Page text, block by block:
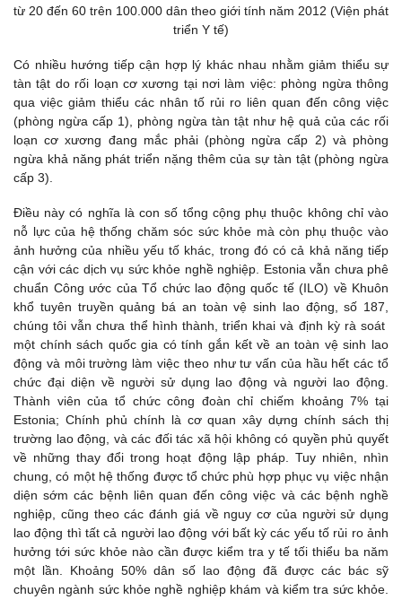
từ 20 đến 60 trên 100.000 dân theo giới tính năm 2012 (Viện phát
triển Y tế)
Có nhiều hướng tiếp cận hợp lý khác nhau nhằm giảm thiểu sự
tàn tật do rối loạn cơ xương tại nơi làm việc: phòng ngừa thông
qua việc giảm thiểu các nhân tố rủi ro liên quan đến công việc
(phòng ngừa cấp 1), phòng ngừa tàn tật như hệ quả của các rối
loạn cơ xương đang mắc phải (phòng ngừa cấp 2) và phòng
ngừa khả năng phát triển nặng thêm của sự tàn tật (phòng ngừa
cấp 3).
Điều này có nghĩa là con số tổng cộng phụ thuộc không chỉ vào
nỗ lực của hệ thống chăm sóc sức khỏe mà còn phụ thuộc vào
ảnh hưởng của nhiều yếu tố khác, trong đó có cả khả năng tiếp
cận với các dịch vụ sức khỏe nghề nghiệp. Estonia vẫn chưa phê
chuẩn Công ước của Tổ chức lao động quốc tế (ILO) về Khuôn
khổ tuyên truyền quảng bá an toàn vệ sinh lao động, số 187,
chúng tôi vẫn chưa thể hình thành, triển khai và định kỳ rà soát
một chính sách quốc gia có tính gắn kết về an toàn vệ sinh lao
động và môi trường làm việc theo như tư vấn của hầu hết các tổ
chức đại diện về người sử dụng lao động và người lao động.
Thành viên của tổ chức công đoàn chỉ chiếm khoảng 7% tại
Estonia; Chính phủ chính là cơ quan xây dựng chính sách thị
trường lao động, và các đối tác xã hội không có quyền phủ quyết
về những thay đổi trong hoạt động lập pháp. Tuy nhiên, nhìn
chung, có một hệ thống được tổ chức phù hợp phục vụ việc nhận
diện sớm các bệnh liên quan đến công việc và các bệnh nghề
nghiệp, cũng theo các đánh giá về nguy cơ của người sử dụng
lao động thì tất cả người lao động với bất kỳ các yếu tố rủi ro ảnh
hưởng tới sức khỏe nào cần được kiểm tra y tế tối thiểu ba năm
một lần. Khoảng 50% dân số lao động đã được các bác sỹ
chuyên ngành sức khỏe nghề nghiệp khám và kiểm tra sức khỏe.